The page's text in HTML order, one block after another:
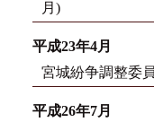
月)
平成23年4月
宮城紛争調整委
平成26年7月